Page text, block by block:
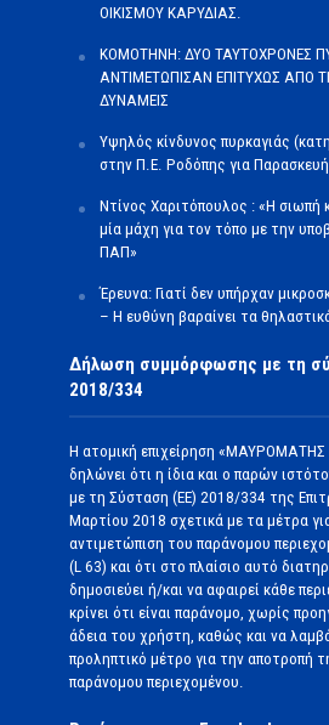
ΟΙΚΙΣΜΟΥ ΚΑΡΥΔΙΑΣ.
ΚΟΜΟΤΗΝΗ: ΔΥΟ ΤΑΥΤΟΧΡΟΝΕΣ
ΑΝΤΙΜΕΤΩΠΙΣΑΝ ΕΠΙΤΥΧΩΣ ΑΠΟ
ΔΥΝΑΜΕΙΣ
Υψηλός κίνδυνος πυρκαγιάς
στην Π.Ε. Ροδόπης για
Ντίνος Χαριτόπουλος : «Η σιωπή
μία μάχη για τον τόπο με την
ΠΑΠ»
Έρευνα: Γιατί δεν υπήρχαν
– Η ευθύνη βαραίνει τα
Δήλωση συμμόρφωσης με τη
2018/334
Η ατομική επιχείρηση
δηλώνει ότι η ίδια και ο παρών
με τη Σύσταση (ΕΕ) 2018/334 της
Μαρτίου 2018 σχετικά με τα μέτρα
αντιμετώπιση του παράνομου
(L 63) και ότι στο πλαίσιο αυτό
δημοσιεύει ή/και να αφαιρεί κάθε
κρίνει ότι είναι παράνομο, χωρίς
άδεια του χρήστη, καθώς και να
προληπτικό μέτρο για την αποτροπή
παράνομου περιεχομένου.